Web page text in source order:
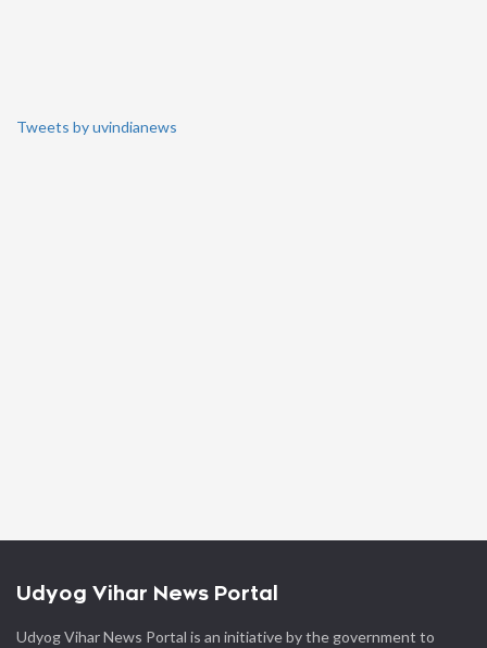
Tweets by uvindianews
Udyog Vihar News Portal
Udyog Vihar News Portal is an initiative by the government to